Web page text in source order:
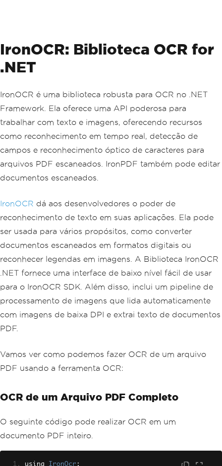
IronOCR: Biblioteca OCR for
.NET
IronOCR é uma biblioteca robusta para OCR no .NET
Framework. Ela oferece uma API poderosa para
trabalhar com texto e imagens, oferecendo recursos
como reconhecimento em tempo real, detecção de
campos e reconhecimento óptico de caracteres para
arquivos PDF escaneados. IronPDF também pode editar
documentos escaneados.
IronOCR dá aos desenvolvedores o poder de
reconhecimento de texto em suas aplicações. Ela pode
ser usada para vários propósitos, como converter
documentos escaneados em formatos digitais ou
reconhecer legendas em imagens. A Biblioteca IronOCR
.NET fornece uma interface de baixo nível fácil de usar
para o IronOCR SDK. Além disso, inclui um pipeline de
processamento de imagens que lida automaticamente
com imagens de baixa DPI e extrai texto de documentos
PDF.
Vamos ver como podemos fazer OCR de um arquivo
PDF usando a ferramenta OCR:
OCR de um Arquivo PDF Completo
O seguinte código pode realizar OCR em um
documento PDF inteiro.
using IronOcr ;